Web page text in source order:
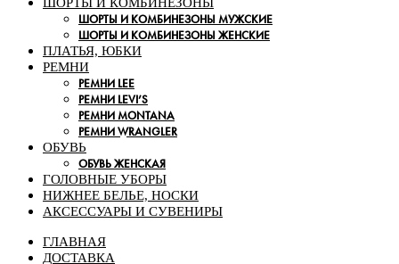
ШОРТЫ И КОМБИНЕЗОНЫ
ШОРТЫ И КОМБИНЕЗОНЫ МУЖСКИЕ
ШОРТЫ И КОМБИНЕЗОНЫ ЖЕНСКИЕ
ПЛАТЬЯ, ЮБКИ
РЕМНИ
РЕМНИ LEE
РЕМНИ LEVI’S
РЕМНИ MONTANA
РЕМНИ WRANGLER
ОБУВЬ
ОБУВЬ ЖЕНСКАЯ
ГОЛОВНЫЕ УБОРЫ
НИЖНЕЕ БЕЛЬЕ, НОСКИ
АКСЕССУАРЫ И СУВЕНИРЫ
ГЛАВНАЯ
ДОСТАВКА